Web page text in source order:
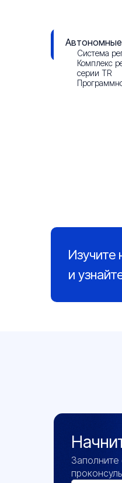
Смотреть
Система
Комплекс
серии TR
Изучите
и